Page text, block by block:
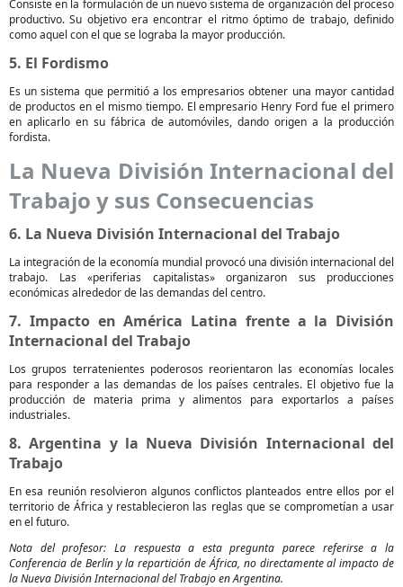
Consiste en la formulación de un nuevo sistema de organización del proceso
productivo. Su objetivo era encontrar el ritmo óptimo de trabajo, definido
como aquel con el que se lograba la mayor producción.
5. El Fordismo
Es un sistema que permitió a los empresarios obtener una mayor cantidad
de productos en el mismo tiempo. El empresario Henry Ford fue el primero
en aplicarlo en su fábrica de automóviles, dando origen a la producción
fordista.
La Nueva División Internacional del
Trabajo y sus Consecuencias
6. La Nueva División Internacional del Trabajo
La integración de la economía mundial provocó una división internacional del
trabajo. Las «periferias capitalistas» organizaron sus producciones
económicas alrededor de las demandas del centro.
7. Impacto en América Latina frente a la División
Internacional del Trabajo
Los grupos terratenientes poderosos reorientaron las economías locales
para responder a las demandas de los países centrales. El objetivo fue la
producción de materia prima y alimentos para exportarlos a países
industriales.
8. Argentina y la Nueva División Internacional del
Trabajo
En esa reunión resolvieron algunos conflictos planteados entre ellos por el
territorio de África y restablecieron las reglas que se comprometían a usar
en el futuro.
Nota del profesor: La respuesta a esta pregunta parece referirse a la
Conferencia de Berlín y la repartición de África, no directamente al impacto de
la Nueva División Internacional del Trabajo en Argentina.